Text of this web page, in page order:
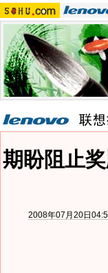
期盼阻止
2008年07月20日